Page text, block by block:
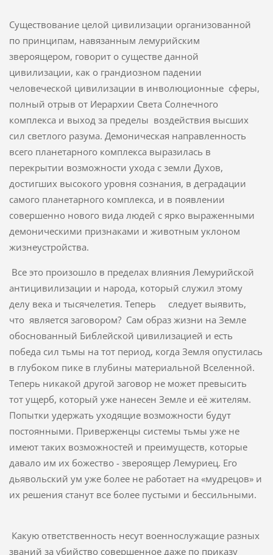
Существование целой цивилизации организованной
по принципам, навязанным лемурийским
звероящером, говорит о существе данной
цивилизации, как о грандиозном падении
человеческой цивилизации в инволюционные сферы,
полный отрыв от Иерархии Света Солнечного
комплекса и выход за пределы воздействия высших
сил светлого разума. Демоническая направленность
всего планетарного комплекса выразилась в
перекрытии возможности ухода с земли Духов,
достигших высокого уровня сознания, в деградации
самого планетарного комплекса, и в появлении
совершенно нового вида людей с ярко выраженными
демоническими признаками и животным уклоном
жизнеустройства.
Все это произошло в пределах влияния Лемурийской
антицивилизации и народа, который служил этому
делу века и тысячелетия. Теперь следует выявить,
что является заговором? Сам образ жизни на Земле
обоснованный Библейской цивилизацией и есть
победа сил тьмы на тот период, когда Земля опустилась
в глубоком пике в глубины материальной Вселенной.
Теперь никакой другой заговор не может превысить
тот ущерб, который уже нанесен Земле и её жителям.
Попытки удержать уходящие возможности будут
постоянными. Приверженцы системы тьмы уже не
имеют таких возможностей и преимуществ, которые
давало им их божество - звероящер Лемуриец. Его
дьявольский ум уже более не работает на «мудрецов» и
их решения станут все более пустыми и бессильными.
Какую ответственность несут военнослужащие разных
званий за убийство совершенное даже по приказу